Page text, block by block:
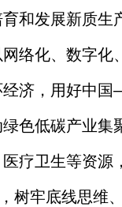
育和发展新质
网络化、数字化
济，用好中国
绿色低碳产业集
医疗卫生等资源
树牢底线思维